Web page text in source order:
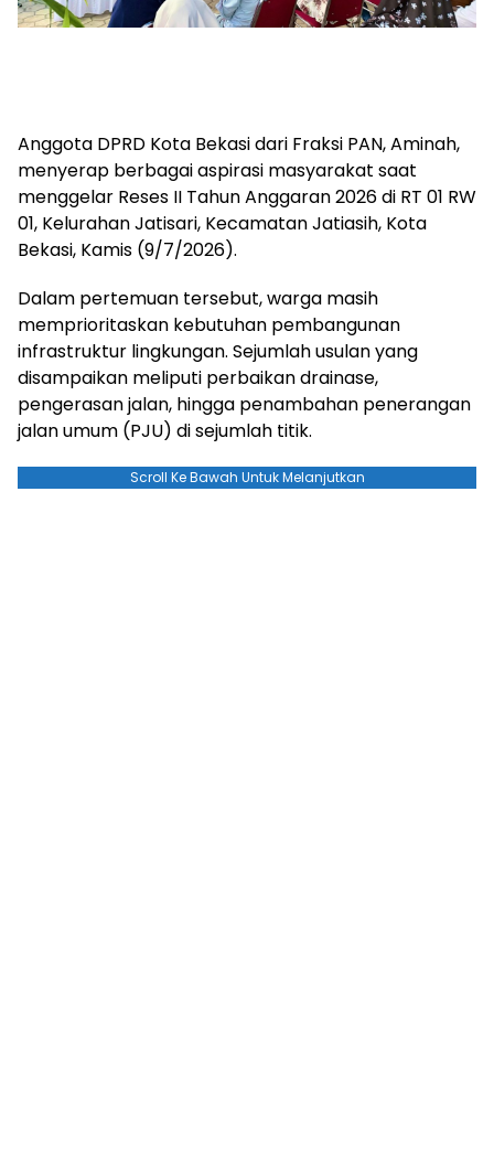
Anggota DPRD Kota Bekasi dari Fraksi PAN, Aminah,
menyerap berbagai aspirasi masyarakat saat
menggelar Reses II Tahun Anggaran 2026 di RT 01 RW
01, Kelurahan Jatisari, Kecamatan Jatiasih, Kota
Bekasi, Kamis (9/7/2026).
Dalam pertemuan tersebut, warga masih
memprioritaskan kebutuhan pembangunan
infrastruktur lingkungan. Sejumlah usulan yang
disampaikan meliputi perbaikan drainase,
pengerasan jalan, hingga penambahan penerangan
jalan umum (PJU) di sejumlah titik.
Scroll Ke Bawah Untuk Melanjutkan